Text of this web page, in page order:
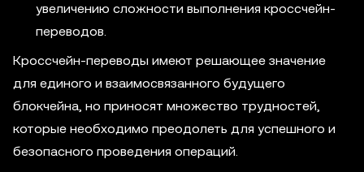
увеличению сложности выполнения кроссчейн-
переводов.
Кроссчейн-переводы имеют решающее значение
для единого и взаимосвязанного будущего
блокчейна, но приносят множество трудностей,
которые необходимо преодолеть для успешного и
безопасного проведения операций.